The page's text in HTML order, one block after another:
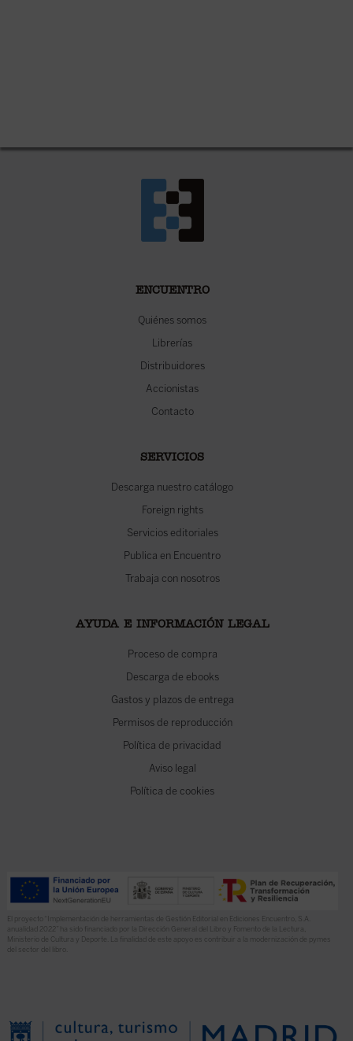
ENCUENTRO
Quiénes somos
Librerías
Distribuidores
Accionistas
Contacto
SERVICIOS
Descarga nuestro catálogo
Foreign rights
Servicios editoriales
Publica en Encuentro
Trabaja con nosotros
AYUDA E INFORMACIÓN LEGAL
Proceso de compra
Descarga de ebooks
Gastos y plazos de entrega
Permisos de reproducción
Política de privacidad
Aviso legal
Política de cookies
El proyecto “Implementación de herramientas de Gestión Editorial en Ediciones Encuentro, S.A.
anualidad 2022” ha sido financiado por la Dirección General del Libro y Fomento de la Lectura,
Ministerio de Cultura y Deporte. La finalidad de este apoyo es contribuir a la modernización de pymes
del sector del libro.